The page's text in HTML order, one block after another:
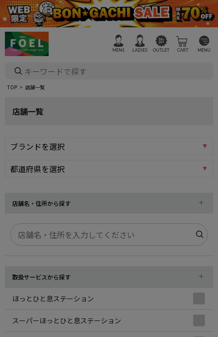
MENS LADIES OUTLET CART MENU
TOP 店舗一覧
店舗一覧
店舗名・住所から探す
取扱サービスから探す
ほっとひと息ステーション
スーパーほっとひと息ステーション